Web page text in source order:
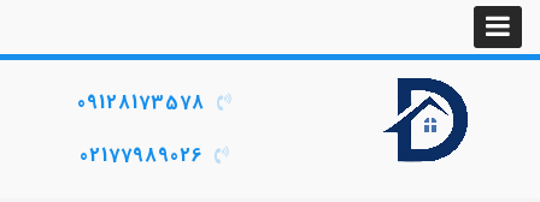
09128173578
02177989026